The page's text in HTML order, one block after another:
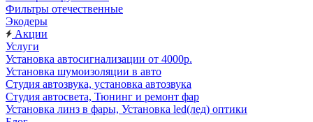
Фильтры отечественные
Экодеры
Акции
Услуги
Установка автосигнализации от 4000р.
Установка шумоизоляции в авто
Студия автозвука, установка автозвука
Студия автосвета, Тюнинг и ремонт фар
Установка линз в фары, Установка led(лед) оптики